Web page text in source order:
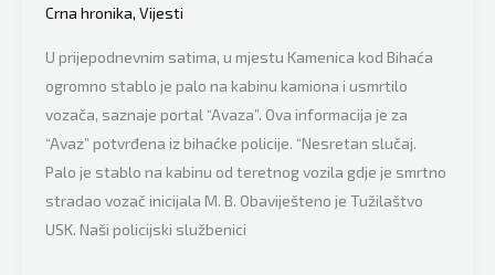
Crna hronika, Vijesti
U prijepodnevnim satima, u mjestu Kamenica kod Bihaća
ogromno stablo je palo na kabinu kamiona i usmrtilo
vozača, saznaje portal “Avaza”. Ova informacija je za
“Avaz” potvrđena iz bihaćke policije. “Nesretan slučaj.
Palo je stablo na kabinu od teretnog vozila gdje je smrtno
stradao vozač inicijala M. B. Obaviješteno je Tužilaštvo
USK. Naši policijski službenici